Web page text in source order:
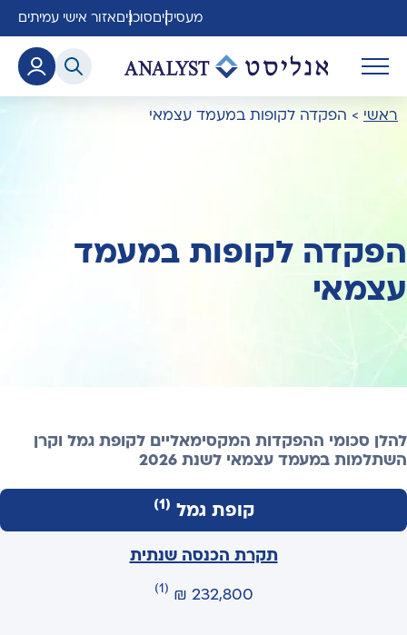
מעסיקים סוכנים אזור אישי עמיתים
ראשי > הפקדה לקופות במעמד עצמאי
הפקדה לקופות במעמד
עצמאי
להלן סכומי ההפקדות המקסימאליים לקופת גמל וקרן
השתלמות במעמד עצמאי לשנת 2026
קופת גמל (1)
232,800 ₪
(1)